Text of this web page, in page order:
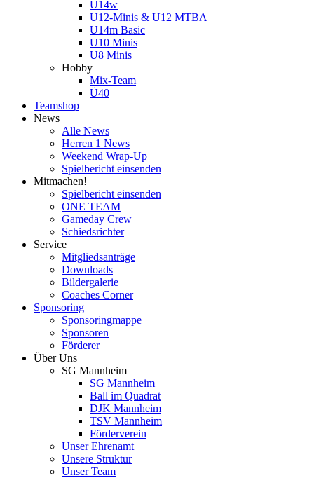
U14w
U12-Minis & U12 MTBA
U14m Basic
U10 Minis
U8 Minis
Hobby
Mix-Team
Ü40
Teamshop
News
Alle News
Herren 1 News
Weekend Wrap-Up
Spielbericht einsenden
Mitmachen!
Spielbericht einsenden
ONE TEAM
Gameday Crew
Schiedsrichter
Service
Mitgliedsanträge
Downloads
Bildergalerie
Coaches Corner
Sponsoring
Sponsoringmappe
Sponsoren
Förderer
Über Uns
SG Mannheim
SG Mannheim
Ball im Quadrat
DJK Mannheim
TSV Mannheim
Förderverein
Unser Ehrenamt
Unsere Struktur
Unser Team